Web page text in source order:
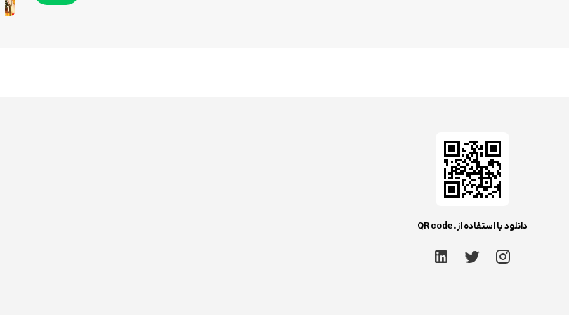
دانلود با استفاده از. QR code